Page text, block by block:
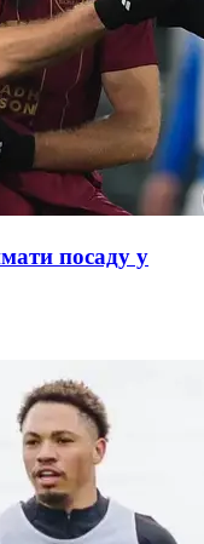
посаду у